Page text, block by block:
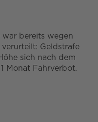
bereits wegen
Geldstrafe
sich nach dem
Monat Fahrverbot.